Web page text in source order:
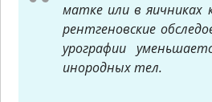
матке или в яичниках
рентгеновские
урографии
инородных тел.